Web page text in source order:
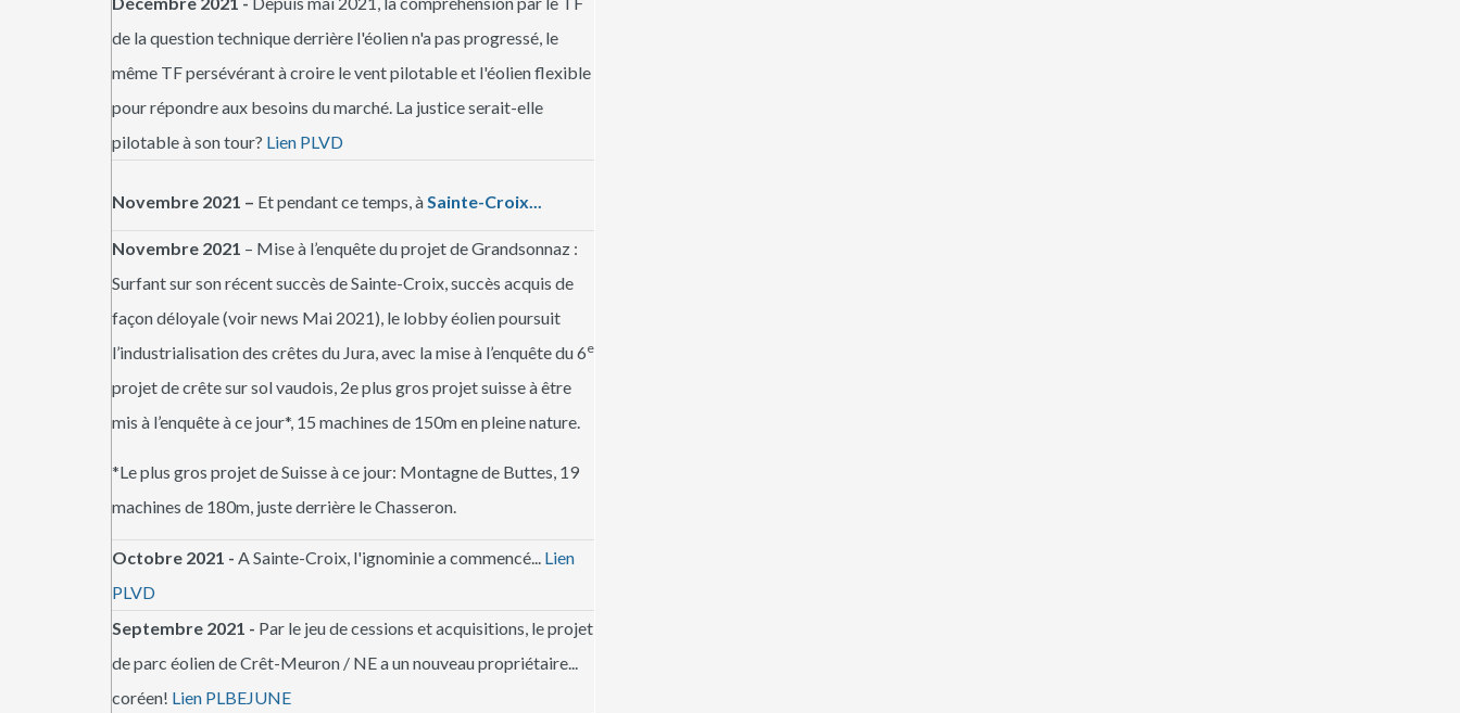
de la question technique derrière l'éolien n'a pas progressé, le
même TF persévérant à croire le vent pilotable et l'éolien flexible
pour répondre aux besoins du marché. La justice serait-elle
pilotable à son tour? Lien PLVD
Novembre 2021 – Et pendant ce temps, àSainte-Croix...
Novembre 2021 – Mise à l’enquête du projet de Grandsonnaz :
Surfant sur son récent succès de Sainte-Croix, succès acquis de
façon déloyale (voir news Mai 2021), le lobby éolien poursuit
l’industrialisation des crêtes du Jura, avec la mise à l’enquête du 6e
projet de crête sur sol vaudois, 2e plus gros projet suisse à être
mis à l’enquête à ce jour*, 15 machines de 150m en pleine nature.
*Le plus gros projet de Suisse à ce jour: Montagne de Buttes, 19
machines de 180m, juste derrière le Chasseron.
Octobre 2021 - A Sainte-Croix, l'ignominie a commencé... Lien
PLVD
Septembre 2021 - Par le jeu de cessions et acquisitions, le projet
de parc éolien de Crêt-Meuron / NE a un nouveau propriétaire...
coréen! Lien PLBEJUNE